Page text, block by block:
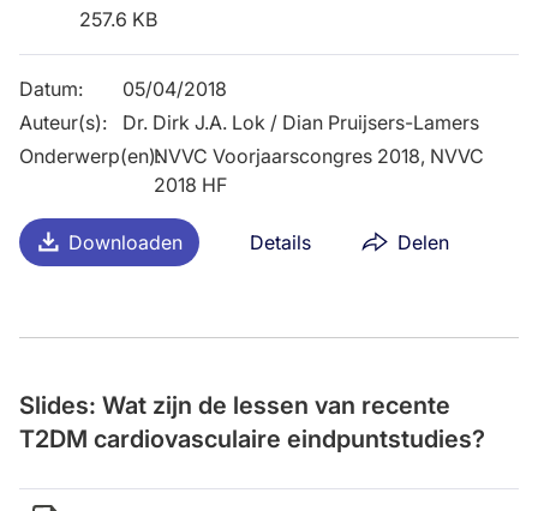
Downloaden Details Delen
257.6 KB
Datum:
05/04/2018
Auteur(s):
Dr. Dirk J.A. Lok / Dian Pruijsers-Lamers
Onderwerp(en):
NVVC Voorjaarscongres 2018, NVVC
2018 HF
Slides: Wat zijn de lessen van recente
T2DM cardiovasculaire eindpuntstudies?